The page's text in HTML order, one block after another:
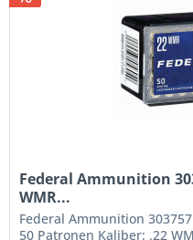
Federal Ammunition
WMR...
Federal Ammunition 303757
50 Patronen Kaliber: .22